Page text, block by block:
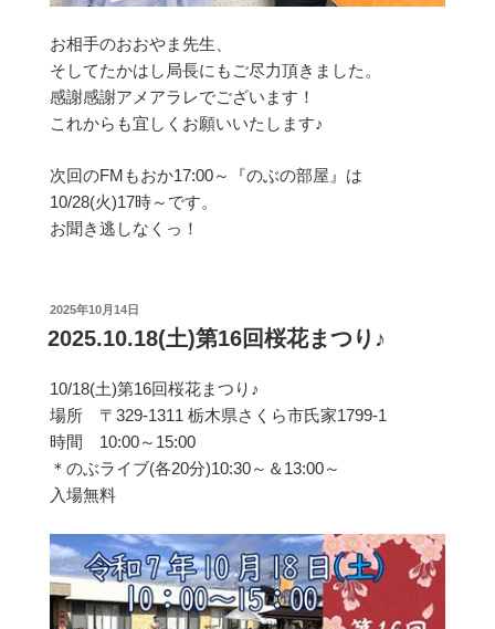
お相手のおおやま先生、
そしてたかはし局長にもご尽力頂きました。
感謝感謝アメアラレでございます！
これからも宜しくお願いいたします♪
次回のFMもおか17:00～『のぶの部屋』は
10/28(火)17時～です。
お聞き逃しなくっ！
投
稿
日:
2025年10月14日
2025.10.18(土)第16回桜花まつり♪
10/18(土)第16回桜花まつり♪
場所 〒329-1311 栃木県さくら市氏家1799-1
時間 10:00～15:00
＊のぶライブ(各20分)10:30～＆13:00～
入場無料